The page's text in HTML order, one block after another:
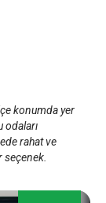
konumda yer
odaları
rahat ve
seçenek.